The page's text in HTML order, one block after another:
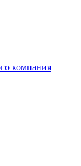
компания